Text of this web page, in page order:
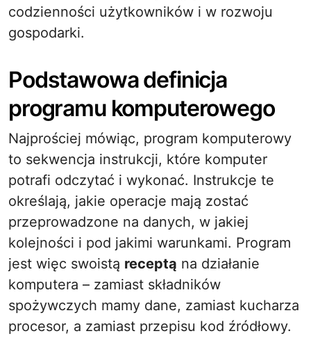
codzienności użytkowników i w rozwoju
gospodarki.
Podstawowa definicja
programu komputerowego
Najprościej mówiąc, program komputerowy
to sekwencja instrukcji, które komputer
potrafi odczytać i wykonać. Instrukcje te
określają, jakie operacje mają zostać
przeprowadzone na danych, w jakiej
kolejności i pod jakimi warunkami. Program
jest więc swoistą receptą na działanie
komputera – zamiast składników
spożywczych mamy dane, zamiast kucharza
procesor, a zamiast przepisu kod źródłowy.